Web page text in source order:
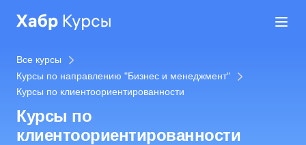
Все курсы
Курсы по направлению "Бизнес и менеджмент"
Курсы по клиентоориентированности
Курсы по
клиентоориентированности